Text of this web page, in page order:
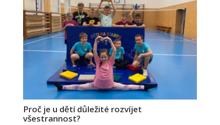
Proč je u dětí důležité rozvíjet
všestrannost?